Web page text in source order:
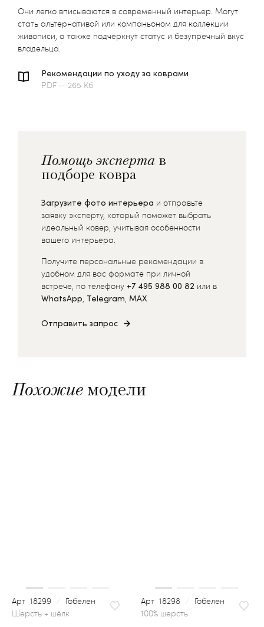
Они легко вписываются в современный интерьер. Могут
стать альтернативой или компаньоном для коллекции
живописи, а также подчеркнут статус и безупречный вкус
владельца.
Рекомендации по уходу за коврами
PDF — 265 Кб
Помощь эксперта в
подборе ковра
Загрузите фото интерьера и отправьте
заявку эксперту, который поможет выбрать
идеальный ковер, учитывая особенности
вашего интерьера.
Получите персональные рекомендации в
удобном для вас формате при личной
встрече, по телефону +7 495 988 00 82 или в
WhatsApp, Telegram, MAX
Отправить запрос
Похожиемодели
18299 Гобелен 18298
Гобелен
100% шерсть